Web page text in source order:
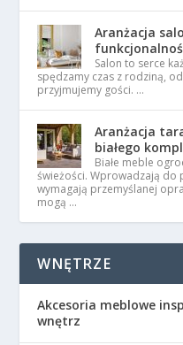
Aranżacja
Salon to serce
spędzamy czas z rodziną,
przyjmujemy gości. …
Aranżacja
białego
Białe meble
świeżości. Wprowadzają do
wymagają przemyślanej
mogą …
WNĘTRZE
Akcesoria meblowe
wnętrz